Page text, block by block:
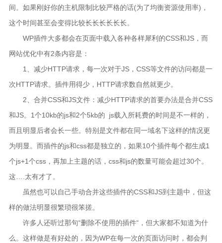
间。如果刚好你的主机限制比较严格的话(为了均衡资源使用率)，
这个时间甚至会变得比较长长长长长长。
WP插件大多都会在页面中载入各种各样犀利的CSS和JS，而
网站优化中有2条内容是：
1、减少HTTP请求，每一次对于JS，CSS等文件的访问都是一
次HTTP请求。插件用得少，HTTP请求数自然就更少。
2、合并CSS和JS文件：减少HTTP请求的首要办法是合并CSS
和JS。1个10kb的js和2个5kb的 js载入所耗费的时间是不一样的，
而且明显后者会长一些。特别是文件都在同一域名下这样的情况更
为明显。而插件的js和css都是独立的，如果10个插件每个都生成1
个js+1个css，再加上主题的话，css和js的数量可能会超过30个。
这….太有才了。
虽然也可以自己手动合并这些插件的CSS和JS到主题中，但这
样的做法明显很繁琐很笨搓。
许多人还听过那句“删除不使用的插件“，但大家都不知道为什
么。这样做是有好处的，因为WP在每一次的页面访问时，都会判